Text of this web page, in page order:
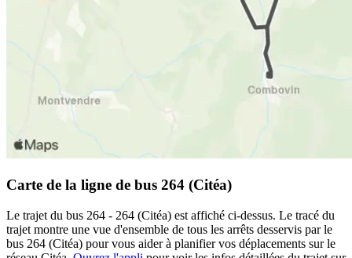
Carte de la ligne de bus 264 (Citéa)
Le trajet du bus 264 - 264 (Citéa) est affiché ci-dessus. Le tracé du
trajet montre une vue d'ensemble de tous les arrêts desservis par le
bus 264 (Citéa) pour vous aider à planifier vos déplacements sur le